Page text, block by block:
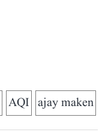
ajay maken
AQI